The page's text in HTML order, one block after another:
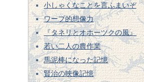
小しゃくなことを言ふまいぞ
ワープ的想像力
『タネリとオホーツクの風』
若い二人の農作業
馬泥棒になった記憶
賢治の映像記憶